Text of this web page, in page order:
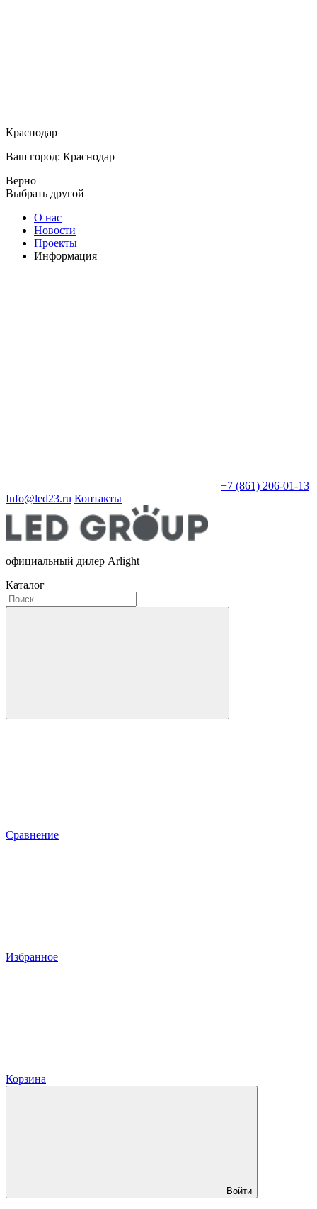
Краснодар
Ваш город: Краснодар
Верно
Выбрать другой
О нас
Новости
Проекты
Информация
+7 (861) 206-01-13
Info@led23.ru Контакты
официальный дилер Arlight
Каталог
Сравнение
Избранное
Корзина
Войти